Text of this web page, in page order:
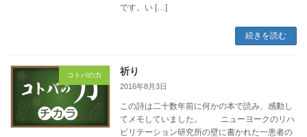
です。い […]
続きを読む
コトバの力 祈り
2016年8月3日
この詩は二十数年前に何かの本で読み、感動し
てメモしていました。 ニューヨークのリハ
ビリテーション研究所の壁に書かれた一患者の